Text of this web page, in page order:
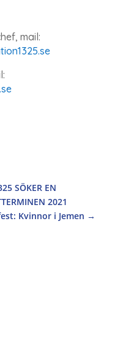
mail:
SÖKER EN
2021
Kvinnor i Jemen →